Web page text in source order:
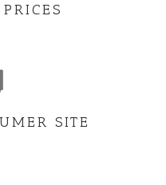
SITE